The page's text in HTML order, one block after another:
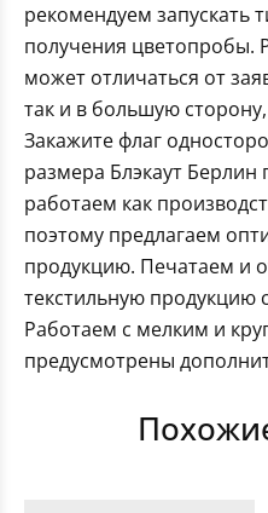
рекомендуем запускать
получения цветопробы.
может отличаться от
так и в большую
Закажите флаг
размера Блэкаут
работаем как
поэтому предлагаем
продукцию. Печатаем и
текстильную продукцию
Работаем с мелким и
предусмотрены